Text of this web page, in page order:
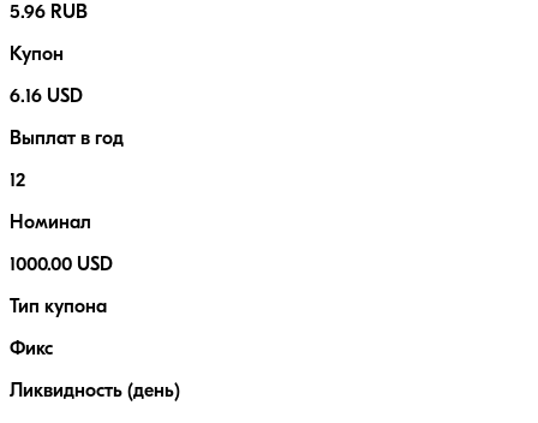
5.96 RUB
Купон
6.16 USD
Выплат в год
12
Номинал
1000.00 USD
Тип купона
Фикс
Ликвидность (день)